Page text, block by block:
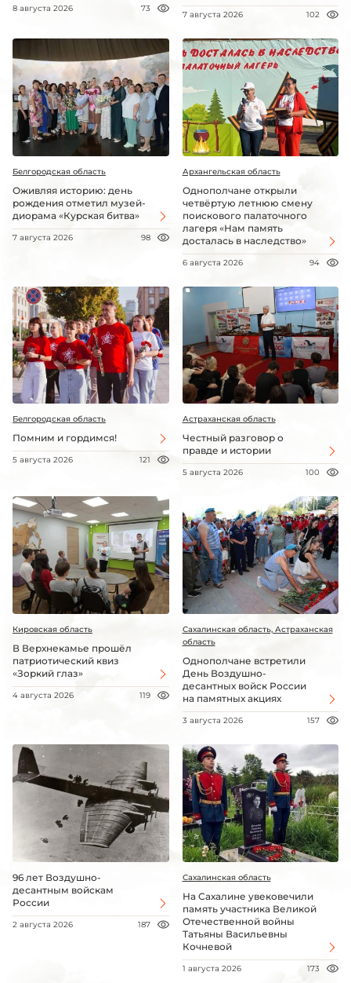
8 августа 2026 73
7 августа 2026 102
Белгородская область
Оживляя историю: день
рождения отметил музей-
диорама «Курская битва»
7 августа 2026 98
Архангельская область
Однополчане открыли
четвёртую летнюю смену
поискового палаточного
лагеря «Нам память
досталась в наследство»
6 августа 2026 94
Белгородская область
Помним и гордимся!
5 августа 2026 121
Астраханская область
Честный разговор о
правде и истории
5 августа 2026 100
Кировская область
В Верхнекамье прошёл
патриотический квиз
«Зоркий глаз»
4 августа 2026 119
Сахалинская область, Астраханская
область
Однополчане встретили
День Воздушно-
десантных войск России
на памятных акциях
3 августа 2026 157
96 лет Воздушно-
десантным войскам
России
2 августа 2026 187
Сахалинская область
На Сахалине увековечили
память участника Великой
Отечественной войны
Татьяны Васильевны
Кочневой
1 августа 2026 173